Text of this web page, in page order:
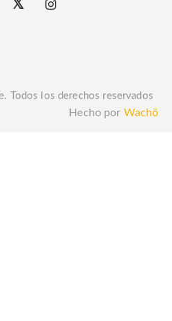
Todos los derechos reservados
Hecho por Wachö